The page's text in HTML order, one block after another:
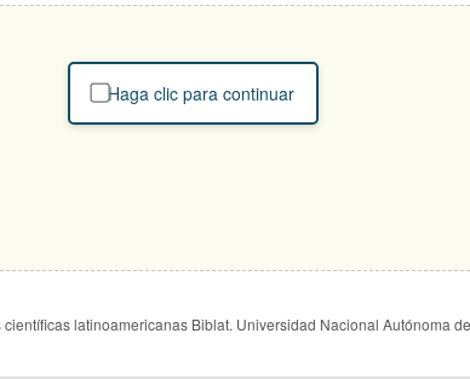
Haga clic para continuar
científicas latinoamericanas Biblat. Universidad Nacional Autónoma